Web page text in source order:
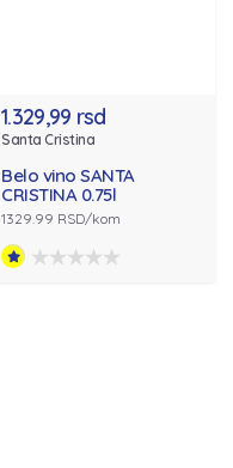
1.329,99 rsd
Santa Cristina
Belo vino SANTA
CRISTINA 0.75l
1329.99 RSD/kom